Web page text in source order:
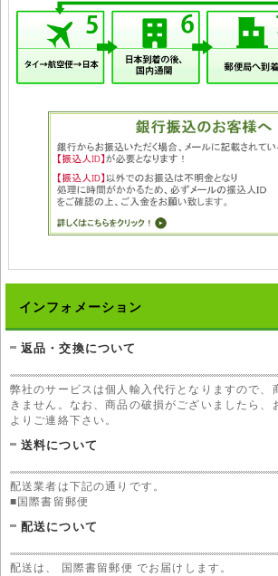
インフォメーション
返品・交換について
弊社のサービスは個人輸入代行となりますので、
きません。なお、商品の破損がございましたら、
よりご連絡下さい。
送料について
配送業者は下記の通りです。
■国際書留郵便
配送について
配送は、 国際書留郵便 でお届けします。